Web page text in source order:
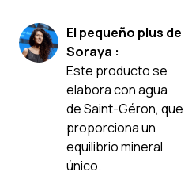
El pequeño plus de
Soraya :
Este producto se
elabora con agua
de Saint-Géron, que
proporciona un
equilibrio mineral
único.